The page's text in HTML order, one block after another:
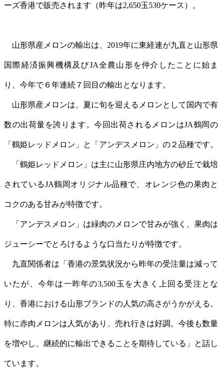
ーズ香港で販売されます（昨年は2,650玉530ケース）。
山形県産メロンの輸出は、2019年に東経連が九直と山形県
国際経済振興機構及びJA全農山形を仲介したことに始ま
り、今年で６年連続７回目の輸出となります。
山形県産メロンは、夏に旬を迎えるメロンとして国内で有
数の出荷量を誇ります。今回出荷されるメロンはJA鶴岡の
「鶴姫レッドメロン」と「アンデスメロン」の２品種です。
「鶴姫レッドメロン」は主に山形県庄内地方の砂丘で栽培
されているJA鶴岡オリジナル品種で、オレンジ色の果肉と
コクのある甘みが特徴です。
「アンデスメロン」は緑肉のメロンで甘みが強く、果肉は
ジューシーでとろけるような口当たりが特徴です。
九直関係者は「香港の景気状況から昨年の受注量は減って
いたが、今年は一昨年の3,500玉を大きく上回る受注とな
り、香港における山形ブランドの人気の高さがうかがえる。
特に赤肉メロンは人気があり、売れ行きは好調。今後も数量
を増やし、継続的に輸出できることを期待している」と話し
ています。